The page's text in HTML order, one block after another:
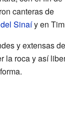
canteras de
Sinaíy en
y extensas
la roca y así